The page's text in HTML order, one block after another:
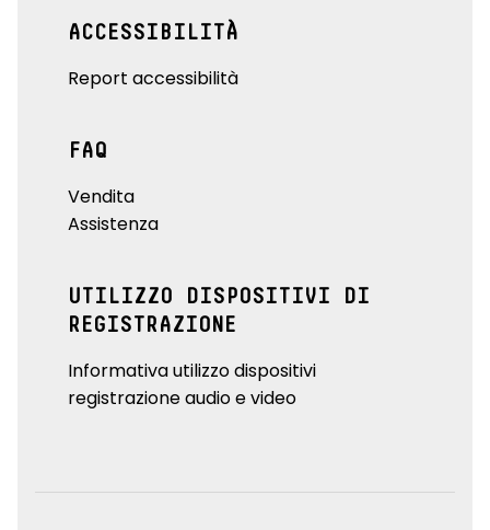
ACCESSIBILITÀ
Report accessibilità
FAQ
Vendita
Assistenza
UTILIZZO DISPOSITIVI DI
REGISTRAZIONE
Informativa utilizzo dispositivi
registrazione audio e video